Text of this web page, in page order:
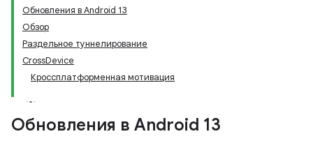
Обновления в Android 13
Обзор
Раздельное туннелирование
CrossDevice
Кроссплатформенная мотивация
Обновления в Android 13